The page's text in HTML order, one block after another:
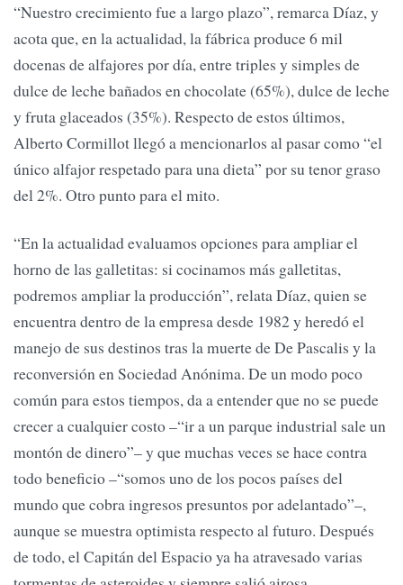
“Nuestro crecimiento fue a largo plazo”, remarca Díaz, y
acota que, en la actualidad, la fábrica produce 6 mil
docenas de alfajores por día, entre triples y simples de
dulce de leche bañados en chocolate (65%), dulce de leche
y fruta glaceados (35%). Respecto de estos últimos,
Alberto Cormillot llegó a mencionarlos al pasar como “el
único alfajor respetado para una dieta” por su tenor graso
del 2%. Otro punto para el mito.
“En la actualidad evaluamos opciones para ampliar el
horno de las galletitas: si cocinamos más galletitas,
podremos ampliar la producción”, relata Díaz, quien se
encuentra dentro de la empresa desde 1982 y heredó el
manejo de sus destinos tras la muerte de De Pascalis y la
reconversión en Sociedad Anónima. De un modo poco
común para estos tiempos, da a entender que no se puede
crecer a cualquier costo –“ir a un parque industrial sale un
montón de dinero”– y que muchas veces se hace contra
todo beneficio –“somos uno de los pocos países del
mundo que cobra ingresos presuntos por adelantado”–,
aunque se muestra optimista respecto al futuro. Después
de todo, el Capitán del Espacio ya ha atravesado varias